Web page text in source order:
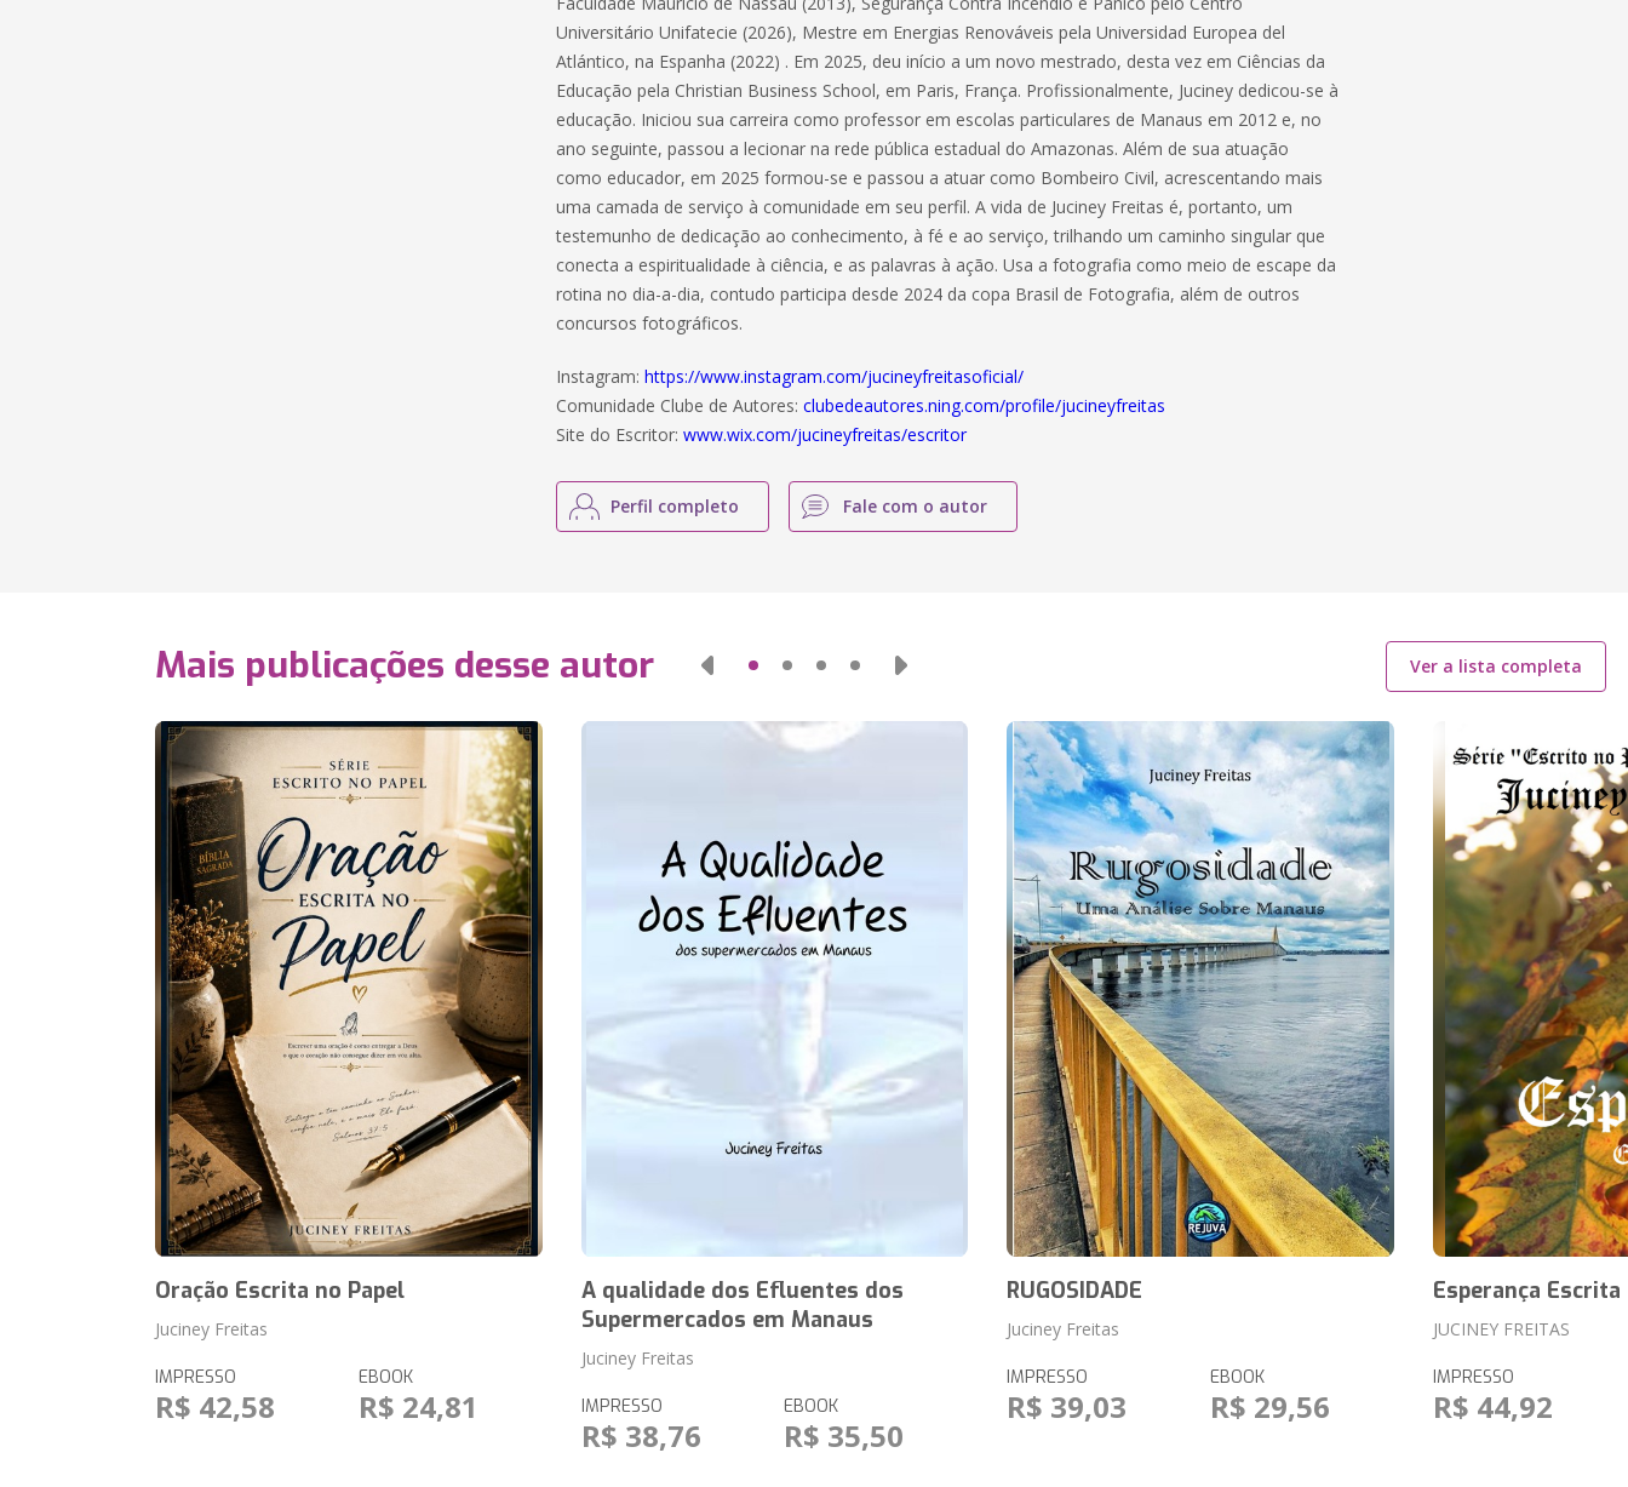
Universitário Unifatecie (2026), Mestre em Energias Renováveis pela Universidad Europea del
Atlántico, na Espanha (2022) . Em 2025, deu início a um novo mestrado, desta vez em Ciências da
Educação pela Christian Business School, em Paris, França. Profissionalmente, Juciney dedicou-se à
educação. Iniciou sua carreira como professor em escolas particulares de Manaus em 2012 e, no
ano seguinte, passou a lecionar na rede pública estadual do Amazonas. Além de sua atuação
como educador, em 2025 formou-se e passou a atuar como Bombeiro Civil, acrescentando mais
uma camada de serviço à comunidade em seu perfil. A vida de Juciney Freitas é, portanto, um
testemunho de dedicação ao conhecimento, à fé e ao serviço, trilhando um caminho singular que
conecta a espiritualidade à ciência, e as palavras à ação. Usa a fotografia como meio de escape da
rotina no dia-a-dia, contudo participa desde 2024 da copa Brasil de Fotografia, além de outros
concursos fotográficos.
Instagram:https://www.instagram.com/jucineyfreitasoficial/
Comunidade Clube de Autores:clubedeautores.ning.com/profile/jucineyfreitas
Site do Escritor:www.wix.com/jucineyfreitas/escritor
Perfil completo Fale com o autor
Mais publicações desse autor Ver a lista completa
Oração Escrita no Papel
Juciney Freitas
IMPRESSO
R$ 42,58
EBOOK
R$ 24,81
A qualidade dos Efluentes dos
Supermercados em Manaus
Juciney Freitas
IMPRESSO
R$ 38,76
EBOOK
R$ 35,50
RUGOSIDADE
Juciney Freitas
IMPRESSO
R$ 39,03
EBOOK
R$ 29,56
Esperança Escrita
JUCINEY FREITAS
IMPRESSO
R$ 44,92